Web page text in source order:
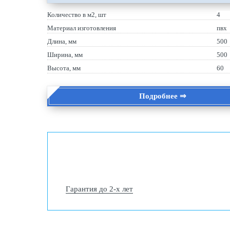
Количество в м2, шт
4
Материал изготовления
пвх
Длина, мм
500
Ширина, мм
500
Высота, мм
60
Подробнее ⇒
Гарантия до 2-х лет